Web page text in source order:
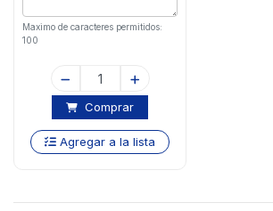
Maximo de caracteres permitidos:
100
Comprar
Agregar a la lista